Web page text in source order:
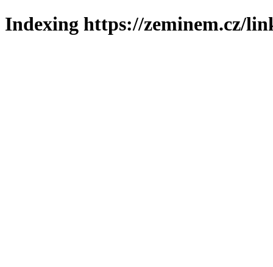
Indexing https://zeminem.cz/